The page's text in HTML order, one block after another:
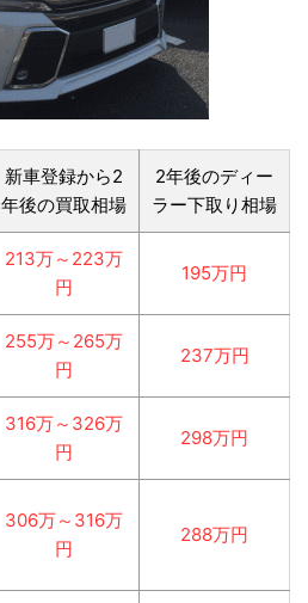
新車登録から2
年後の買取相場
2年後のディー
ラー下取り相場
213万～223万
円
195万円
255万～265万
円
237万円
316万～326万
円
298万円
306万～316万
円
288万円